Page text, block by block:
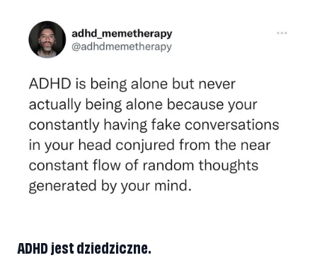
ADHD jest dziedziczne.